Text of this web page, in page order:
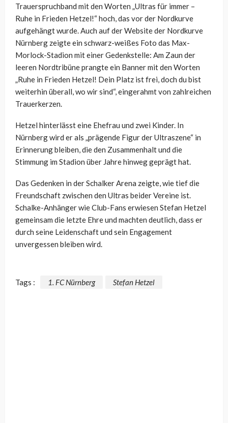
Trauerspruchband mit den Worten „Ultras für immer –
Ruhe in Frieden Hetzel!“ hoch, das vor der Nordkurve
aufgehängt wurde. Auch auf der Website der Nordkurve
Nürnberg zeigte ein schwarz-weißes Foto das Max-
Morlock-Stadion mit einer Gedenkstelle: Am Zaun der
leeren Nordtribüne prangte ein Banner mit den Worten
„Ruhe in Frieden Hetzel! Dein Platz ist frei, doch du bist
weiterhin überall, wo wir sind“, eingerahmt von zahlreichen
Trauerkerzen.
Hetzel hinterlässt eine Ehefrau und zwei Kinder. In
Nürnberg wird er als „prägende Figur der Ultraszene“ in
Erinnerung bleiben, die den Zusammenhalt und die
Stimmung im Stadion über Jahre hinweg geprägt hat.
Das Gedenken in der Schalker Arena zeigte, wie tief die
Freundschaft zwischen den Ultras beider Vereine ist.
Schalke-Anhänger wie Club-Fans erwiesen Stefan Hetzel
gemeinsam die letzte Ehre und machten deutlich, dass er
durch seine Leidenschaft und sein Engagement
unvergessen bleiben wird.
Tags : 1. FC Nürnberg Stefan Hetzel